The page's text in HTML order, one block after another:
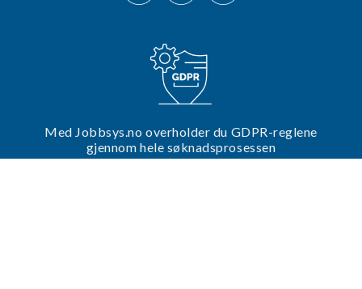
Med Jobbsys.no overholder du GDPR-reglene
gjennom hele søknadsprosessen